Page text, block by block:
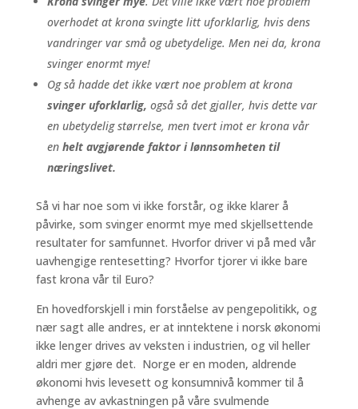
overhodet at krona svingte litt uforklarlig, hvis dens
vandringer var små og ubetydelige. Men nei da, krona
svinger enormt mye!
Og så hadde det ikke vært noe problem at krona
svinger uforklarlig, også så det gjaller, hvis dette var
en ubetydelig størrelse, men tvert imot er krona vår
en helt avgjørende faktor i lønnsomheten til
næringslivet.
Så vi har noe som vi ikke forstår, og ikke klarer å
påvirke, som svinger enormt mye med skjellsettende
resultater for samfunnet. Hvorfor driver vi på med vår
uavhengige rentesetting? Hvorfor tjorer vi ikke bare
fast krona vår til Euro?
En hovedforskjell i min forståelse av pengepolitikk, og
nær sagt alle andres, er at inntektene i norsk økonomi
ikke lenger drives av veksten i industrien, og vil heller
aldri mer gjøre det. Norge er en moden, aldrende
økonomi hvis levesett og konsumnivå kommer til å
avhenge av avkastningen på våre svulmende